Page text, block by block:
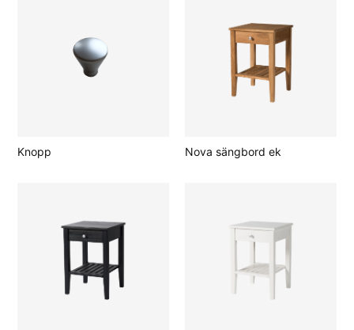
Knopp Nova sängbord ek